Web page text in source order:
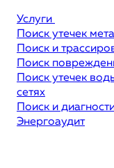
Услуги
Поиск утечек
Поиск и
Поиск
Поиск утечек
сетях
Поиск и
Энергоаудит